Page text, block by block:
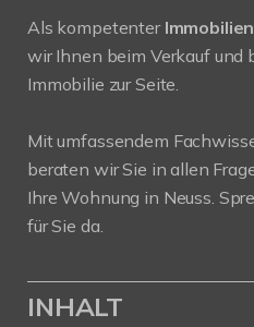
Als kompetenter
wir Ihnen beim Verkauf und
Immobilie zur Seite.
Mit umfassendem
beraten wir Sie in allen
Ihre Wohnung in Neuss.
für Sie da.
INHALT